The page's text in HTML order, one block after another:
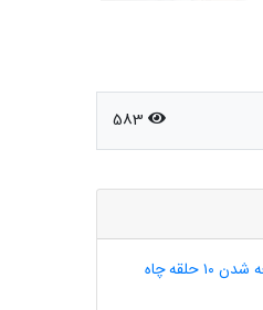
583
پر و مسلوب‌المنفعه شدن ۱۰ حلقه چاه